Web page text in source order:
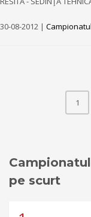
30-08-2012 |
1
pe scurt